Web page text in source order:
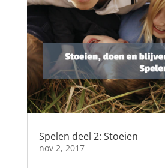
Spelen deel 2: Stoeien
nov 2, 2017